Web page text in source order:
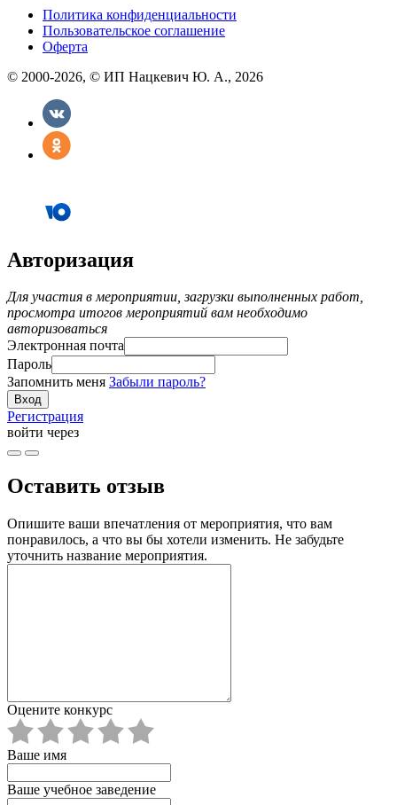
Политика конфиденциальности
Пользовательское соглашение
Оферта
© 2000-2026, © ИП Нацкевич Ю. А., 2026
Авторизация
Для участия в мероприятии, загрузки выполненных работ,
просмотра итогов мероприятий вам необходимо
авторизоваться
Электронная почта
Пароль
Запомнить меня Забыли пароль?
Регистрация
войти через
Оставить отзыв
Опишите ваши впечатления от мероприятия, что вам
понравилось, а что вы бы хотели изменить. Не забудьте
уточнить название мероприятия.
Оцените конкурс
Ваше имя
Ваше учебное заведение